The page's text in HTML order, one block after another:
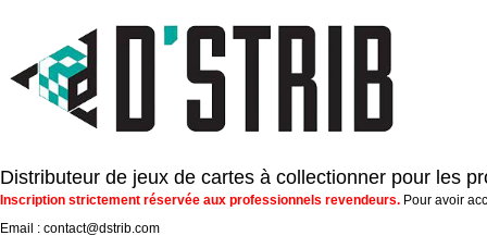
Distributeur de jeux de cartes à collectionner pour les
Inscription strictement réservée aux professionnels revendeurs. Pour avoir
Email : contact@dstrib.com